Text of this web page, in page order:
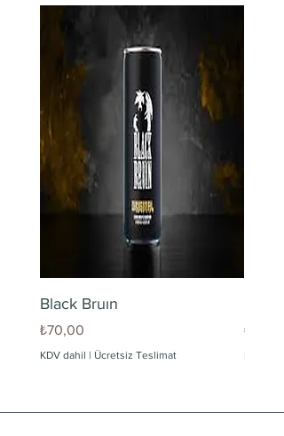
Black Bruın
Fiyat
₺70,00
KDV dahil | Ücretsiz Teslimat
Fiyat
₺60,00